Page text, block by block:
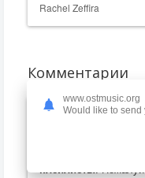
Rachel Zeffira
Комментарии
оценивать,
плейлисты.
www.ostmusic.org
Would like to send